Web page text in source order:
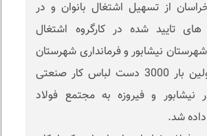
از تسهیل اشتغال بانوان و در
تایید شده در کارگروه اشتغال
شهرستان نیشابور و فرمانداری شهرستان
فیروزه، برای اولین بار 3000 دست لباس کار صنعتی
و فیروزه به مجتمع فولاد
شد.